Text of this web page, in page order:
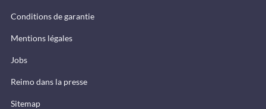
Conditions de garantie
Mentions légales
Jobs
Reimo dans la presse
Sitemap